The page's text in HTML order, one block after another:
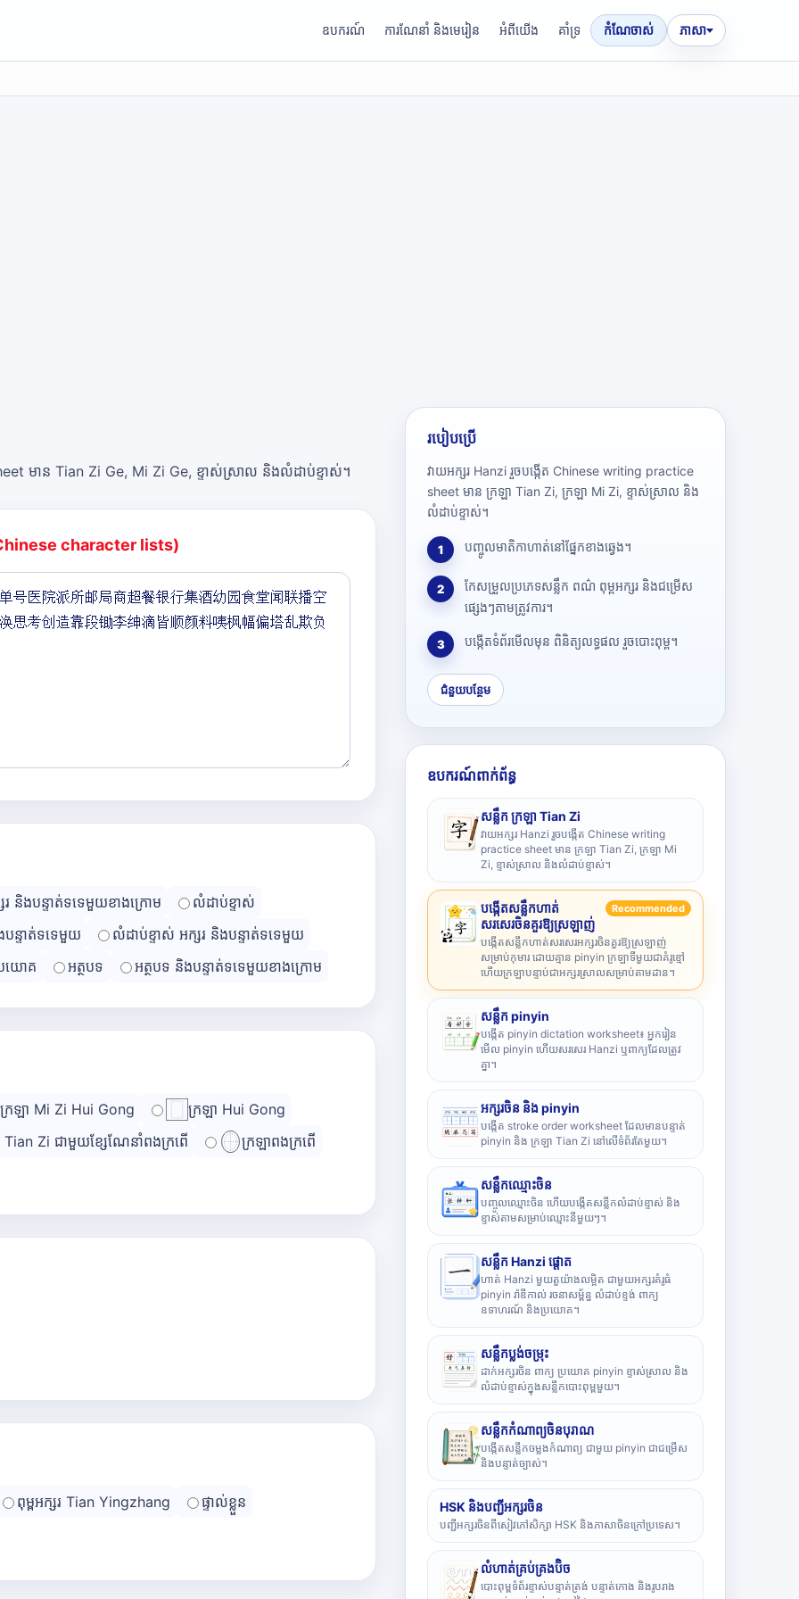
ឧបករណ៍ ការណែនាំ និងមេរៀន អំពីយើង គាំទ្រ កំណែចាស់ ភាសា
មាន Tian Zi Ge, Mi Zi Ge, ខ្ទាស់ស្រាល និងលំដាប់ខ្ទាស់។
character lists)
រ និងបន្ទាត់ទទេមួយខាងក្រោម
លំដាប់ខ្ទាស់
ន្ទាត់ទទេមួយ
លំដាប់ខ្ទាស់ អក្សរ និងបន្ទាត់ទទេមួយ
យោគ
អត្ថបទ អត្ថបទ និងបន្ទាត់ទទេមួយខាងក្រោម
ក្រឡា Mi Zi Hui Gong
ក្រឡា Hui Gong
Tian Zi ជាមួយខ្សែណែនាំពងក្រពើ
ក្រឡាពងក្រពើ
ពុម្ពអក្សរ Tian Yingzhang ផ្ទាល់ខ្លួន
របៀបប្រើ
វាយអក្សរ Hanzi រួចបង្កើត Chinese writing practice
sheet មាន ក្រឡា Tian Zi, ក្រឡា Mi Zi, ខ្ទាស់ស្រាល និង
លំដាប់ខ្ទាស់។
1 បញ្ចូលមាតិកាហាត់នៅផ្នែកខាងឆ្វេង។
2
កែសម្រួលប្រភេទសន្លឹក ពណ៌ ពុម្ពអក្សរ និងជម្រើស
ផ្សេងៗតាមត្រូវការ។
3 បង្កើតទំព័រមើលមុន ពិនិត្យលទ្ធផល រួចបោះពុម្ព។
ជំនួយបន្ថែម
ឧបករណ៍ពាក់ព័ន្ធ
សន្លឹក ក្រឡា Tian Zi
វាយអក្សរ Hanzi រួចបង្កើត Chinese writing
practice sheet មាន ក្រឡា Tian Zi, ក្រឡា Mi
Zi, ខ្ទាស់ស្រាល និងលំដាប់ខ្ទាស់។
បង្កើតសន្លឹកហាត់
សរសេរចិនគួរឱ្យស្រឡាញ់
Recommended
បង្កើតសន្លឹកហាត់សរសេរអក្សរចិនគួរឱ្យស្រឡាញ់
សម្រាប់កុមារ ដោយគ្មាន pinyin ក្រឡាទីមួយជាគំរូខ្មៅ
ហើយក្រឡាបន្ទាប់ជាអក្សរស្រាលសម្រាប់តាមដាន។
សន្លឹក pinyin
បង្កើត pinyin dictation worksheet៖ អ្នករៀន
មើល pinyin ហើយសរសេរ Hanzi ឬពាក្យដែលត្រូវ
គ្នា។
អក្សរចិន និង pinyin
បង្កើត stroke order worksheet ដែលមានបន្ទាត់
pinyin និង ក្រឡា Tian Zi នៅលើទំព័រតែមួយ។
សន្លឹកឈ្មោះចិន
បញ្ចូលឈ្មោះចិន ហើយបង្កើតសន្លឹកលំដាប់ខ្ទាស់ និង
ខ្ទាស់តាមសម្រាប់ឈ្មោះនីមួយៗ។
សន្លឹក Hanzi ផ្តោត
ហាត់ Hanzi មួយតួយ៉ាងលម្អិត ជាមួយអក្សរគំរូធំ
pinyin រ៉ាឌីកាល់ រចនាសម្ព័ន្ធ លំដាប់ខ្ទង់ ពាក្យ
ឧទាហរណ៍ និងប្រយោគ។
សន្លឹកប្លង់ចម្រុះ
ដាក់អក្សរចិន ពាក្យ ប្រយោគ pinyin ខ្ទាស់ស្រាល និង
លំដាប់ខ្ទាស់ក្នុងសន្លឹកបោះពុម្ពមួយ។
សន្លឹកកំណាព្យចិនបុរាណ
បង្កើតសន្លឹកចម្លងកំណាព្យ ជាមួយ pinyin ជាជម្រើស
និងបន្ទាត់ច្បាស់។
HSK និងបញ្ជីអក្សរចិន
បញ្ជីអក្សរចិនពីសៀវភៅសិក្សា HSK និងភាសាចិនក្រៅប្រទេស។
លំហាត់គ្រប់គ្រងប៊ិច
បោះពុម្ពទំព័រខ្ទាស់បន្ទាត់ត្រង់ បន្ទាត់កោង និងរូបរាង